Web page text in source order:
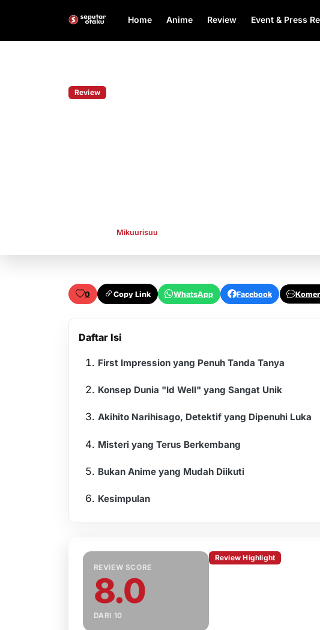
Home Anime Review Event & Press
Review
Mikuurisuu
0 Copy Link WhatsApp Facebook
Daftar Isi
First Impression yang Penuh Tanda Tanya
Konsep Dunia "Id Well" yang Sangat Unik
Akihito Narihisago, Detektif yang Dipenuhi Luka
Misteri yang Terus Berkembang
Bukan Anime yang Mudah Diikuti
Kesimpulan
REVIEW SCORE
8.0
DARI 10
Review Highlight